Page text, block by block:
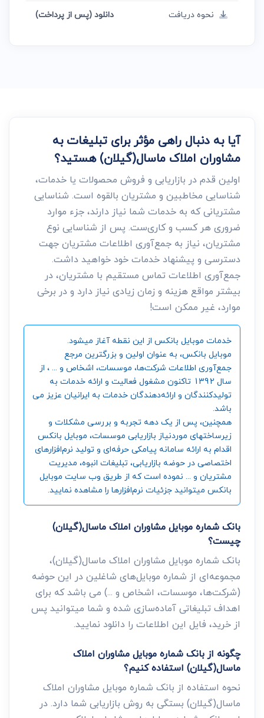
نحوه دریافت
دانلود (پس از پرداخت)
آیا به دنبال راهی مؤثر برای تبلیغات به
مشاوران املاک ماسال(گیلان) هستید؟
اولین قدم در بازاریابی و فروش محصولات یا خدمات،
شناسایی مخاطبین و مشتریان بالقوه است. شناسایی
مشتریانی که به خدمات شما نیاز دارند، جزء موارد
ضروری هر کسب و کاری‌ست. پس از شناسایی نوع
مشتریان، نیاز به جمع‌آوری اطلاعات مشتریان جهت
دسترسی و پیشنهاد خدمات خود خواهید داشت.
جمع‌آوری اطلاعات تماس مستقیم با مشتریان، در
بیشتر مواقع هزینه و زمان زیادی نیاز دارد و در برخی
موارد، غیر ممکن است!
خدمات موبایل بانکس از این نقطه آغاز میشود.
موبایل بانکس، به عنوان اولین و بزرگترین مرجع
جمع‌آوری اطلاعات شرکت‌ها، موسسات، اشخاص و ... ، از
سال 1392 تاکنون مشغول فعالیت و ارائه خدمات به
تولیدکنندگان و ارائه‌دهندگان خدمات به ایرانیان عزیز می
باشد.
همچنین، پس از یک دهه تجربه و بررسی مشکلات و
زیرساختهای موردنیاز بازاریابی موسسات، موبایل بانکس
اقدام به ارائه سامانه‌ پیامکی حرفه‌ای و تولید نرم‌افزارهای
اختصاصی در حوضه بازاریابی، تبلیغات انبوه، مدیریت
مشتریان و ... نموده است که از طریق وب سایت موبایل
بانکس میتوانید جزئیات نرم‌افزارها را مشاهده نمایید.
بانک شماره موبایل مشاوران املاک ماسال(گیلان)
چیست؟
بانک شماره موبایل مشاوران املاک ماسال(گیلان)،
مجموعه‌ای از شماره موبایل‌های شاغلین در این حوضه
(شرکت‌ها، موسسات، اشخاص و ...) می باشد که برای
اهداف تبلیغاتی آماده‌سازی شده و شما میتوانید پس
از خرید، فایل این اطلاعات را دانلود نمایید.
چگونه از بانک شماره موبایل مشاوران املاک
ماسال(گیلان) استفاده کنیم؟
نحوه استفاده از بانک شماره موبایل مشاوران املاک
ماسال(گیلان) بستگی به روش بازاریابی شما دارد. در